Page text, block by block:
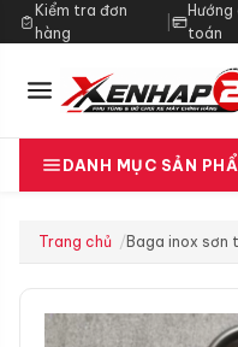
Kiểm tra đơn
hàng
|
toán
DANH MỤC SẢN
Trang chủ Baga inox sơn